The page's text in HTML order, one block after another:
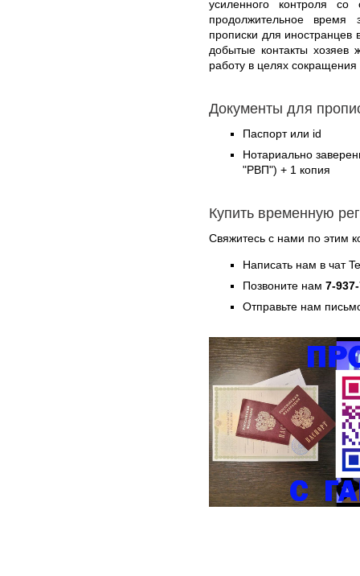
усиленного контроля
продолжительное время
прописки для
добытые контакты хозяев
работу в целях
Документы для
Паспорт или id
Нотариально
"РВП") + 1 копия
Купить временную
Свяжитесь с нами по этим
Написать нам в чат
Позвоните нам 7-
Отправьте нам